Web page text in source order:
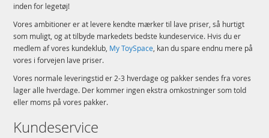
inden for legetøj!
Vores ambitioner er at levere kendte mærker til lave priser, så hurtigt
som muligt, og at tilbyde markedets bedste kundeservice. Hvis du er
medlem af vores kundeklub, My ToySpace, kan du spare endnu mere på
vores i forvejen lave priser.
Vores normale leveringstid er 2-3 hverdage og pakker sendes fra vores
lager alle hverdage. Der kommer ingen ekstra omkostninger som told
eller moms på vores pakker.
Kundeservice